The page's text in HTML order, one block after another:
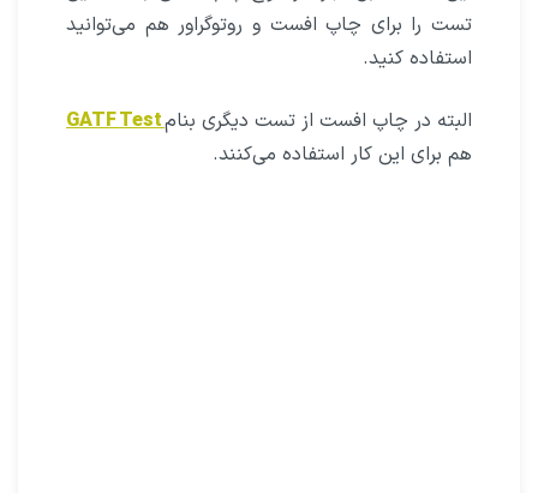
تست را برای چاپ افست و روتوگراور هم می‌توانید
استفاده کنید.
البته در چاپ افست از تست دیگری بنامGATF Test
هم برای این کار استفاده می‌کنند.